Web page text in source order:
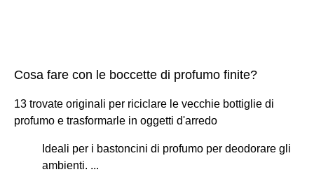
Cosa fare con le boccette di profumo finite?
13 trovate originali per riciclare le vecchie bottiglie di
profumo e trasformarle in oggetti d'arredo
Ideali per i bastoncini di profumo per deodorare gli
ambienti. ...